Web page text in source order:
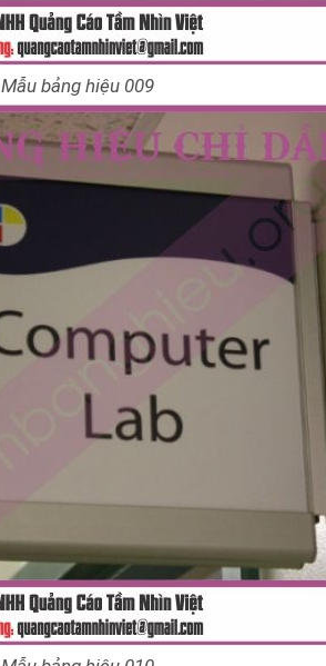
Mẫu bảng hiệu 009